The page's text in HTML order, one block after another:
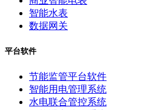
智能水表
数据网关
平台软件
节能监管平台软件
智能用电管理系统
水电联合管控系统